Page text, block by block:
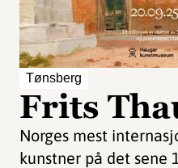
Tønsberg
Frits
Norges mest
kunstner på det sene